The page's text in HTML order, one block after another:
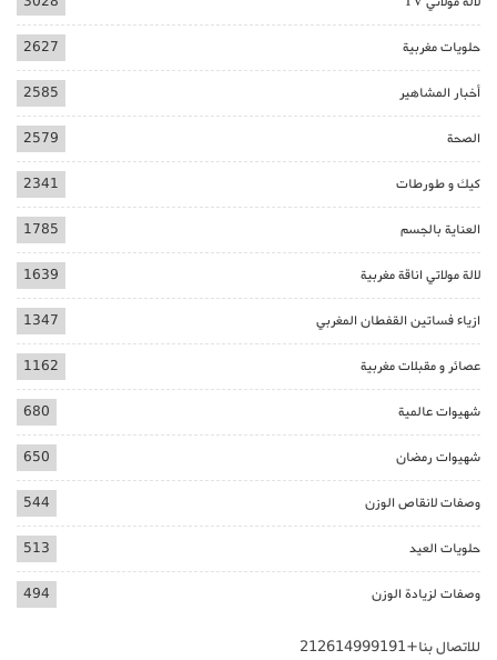
حلويات مغربية 2627
أخبار المشاهير 2585
الصحة 2579
كيك و طورطات 2341
العناية بالجسم 1785
لالة مولاتي اناقة مغربية 1639
ازياء فساتين القفطان المغربي 1347
عصائر و مقبلات مغربية 1162
شهيوات عالمية 680
شهيوات رمضان 650
وصفات لانقاص الوزن 544
حلويات العيد 513
وصفات لزيادة الوزن 494
للاتصال بنا+212614999191